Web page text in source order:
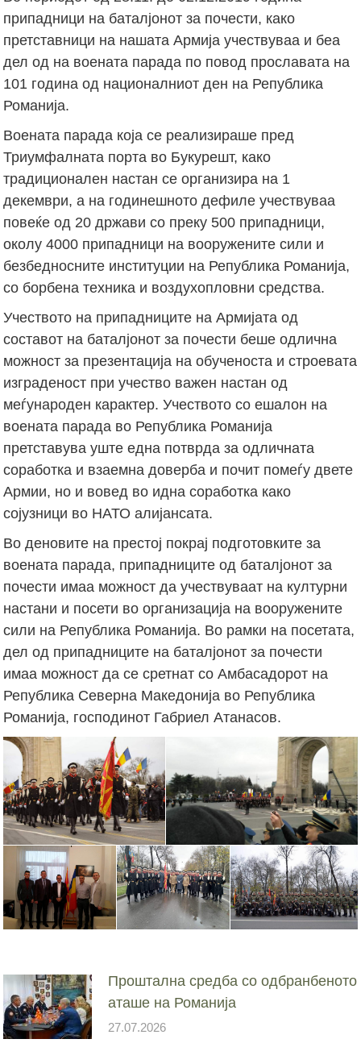
припадници на баталјонот за почести, како
претставници на нашата Армија учествуваа и беа
дел од на воената парада по повод прославата на
101 година од националниот ден на Република
Романија.
Воената парада која се реализираше пред
Триумфалната порта во Букурешт, како
традиционален настан се организира на 1
декември, а на годинешното дефиле учествуваа
повеќе од 20 држави со преку 500 припадници,
околу 4000 припадници на вооружените сили и
безбедносните институции на Република Романија,
со борбена техника и воздухопловни средства.
Учеството на припадниците на Армијата од
составот на баталјонот за почести беше одлична
можност за презентација на обученоста и строевата
изграденост при учество важен настан од
меѓународен карактер. Учеството со ешалон на
воената парада во Република Романија
претставува уште една потврда за одличната
соработка и взаемна доверба и почит помеѓу двете
Армии, но и вовед во идна соработка како
сојузници во НАТО алијансата.
Во деновите на престој покрај подготовките за
воената парада, припадниците од баталјонот за
почести имаа можност да учествуваат на културни
настани и посети во организација на вооружените
сили на Република Романија. Во рамки на посетата,
дел од припадниците на баталјонот за почести
имаа можност да се сретнат со Амбасадорот на
Република Северна Македонија во Република
Романија, господинот Габриел Атанасов.
Проштална средба со одбранбеното
аташе на Романија
27.07.2026